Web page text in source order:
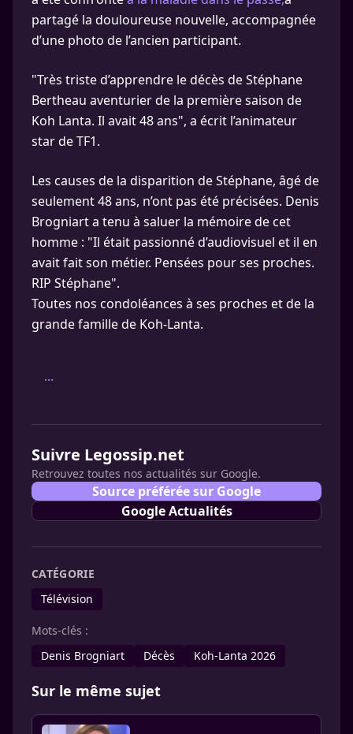
partagé la douloureuse nouvelle, accompagnée
d’une photo de l’ancien participant.
"Très triste d’apprendre le décès de Stéphane
Bertheau aventurier de la première saison de
Koh Lanta. Il avait 48 ans", a écrit l’animateur
star de TF1.
Les causes de la disparition de Stéphane, âgé de
seulement 48 ans, n’ont pas été précisées. Denis
Brogniart a tenu à saluer la mémoire de cet
homme : "Il était passionné d’audiovisuel et il en
avait fait son métier. Pensées pour ses proches.
RIP Stéphane".
Toutes nos condoléances à ses proches et de la
grande famille de Koh-Lanta.
...
Suivre Legossip.net
Retrouvez toutes nos actualités sur Google.
Source préférée sur Google
Google Actualités
CATÉGORIE
Télévision
Mots-clés :
Denis Brogniart
Décès Koh-Lanta 2026
Sur le même sujet